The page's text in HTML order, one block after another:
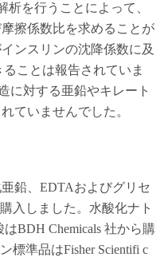
析を行うことによって、
擦係数比を求めることが
ンスリンの沈降係数に及
ことは報告されていま
に対する亜鉛やキレート
ていませんでした。
鉛、EDTAおよびグリセ
入しました。水酸化ナト
BDH Chemicals 社から購
標準品はFisher Scientifi c